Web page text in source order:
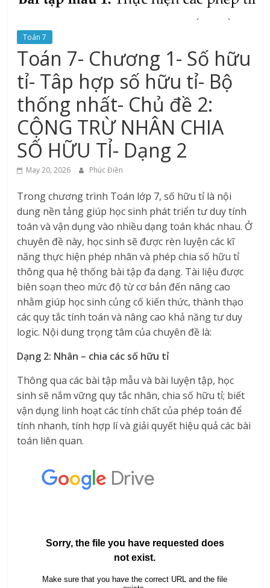
Toán 7
Toán 7- Chương 1- Số hữu
tỉ- Tâp hợp số hữu tỉ- Bộ
thống nhất- Chủ đề 2:
CỘNG TRỪ NHÂN CHIA
SỐ HỮU TỈ- Dạng 2
May 20, 2026 Phúc Điền
Trong chương trình Toán lớp 7, số hữu tỉ là nội
dung nền tảng giúp học sinh phát triển tư duy tính
toán và vận dụng vào nhiều dạng toán khác nhau. Ở
chuyên đề này, học sinh sẽ được rèn luyện các kĩ
năng thực hiện phép nhân và phép chia số hữu tỉ
thông qua hệ thống bài tập đa dạng. Tài liệu được
biên soạn theo mức độ từ cơ bản đến nâng cao
nhằm giúp học sinh củng cố kiến thức, thành thạo
các quy tắc tính toán và nâng cao khả năng tư duy
logic. Nội dung trọng tâm của chuyên đề là:
Dạng 2: Nhân – chia các số hữu tỉ
Thông qua các bài tập mẫu và bài luyện tập, học
sinh sẽ nắm vững quy tắc nhân, chia số hữu tỉ; biết
vận dụng linh hoạt các tính chất của phép toán để
tính nhanh, tính hợp lí và giải quyết hiệu quả các bài
toán liên quan.